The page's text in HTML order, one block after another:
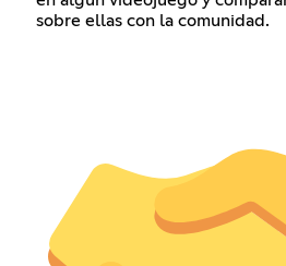
sobre ellas con la comunidad.